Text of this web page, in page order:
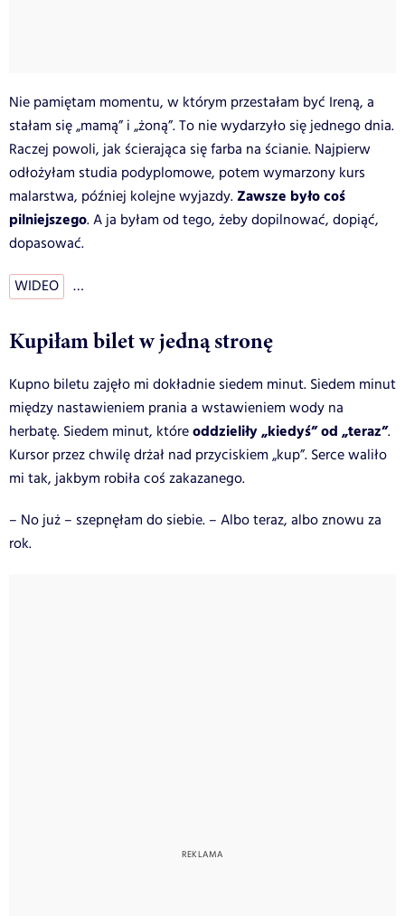
Nie pamiętam momentu, w którym przestałam być Ireną, a
stałam się „mamą” i „żoną”. To nie wydarzyło się jednego dnia.
Raczej powoli, jak ścierająca się farba na ścianie. Najpierw
odłożyłam studia podyplomowe, potem wymarzony kurs
malarstwa, później kolejne wyjazdy. Zawsze było coś
pilniejszego. A ja byłam od tego, żeby dopilnować, dopiąć,
dopasować.
WIDEO …
Kupiłam bilet w jedną stronę
Kupno biletu zajęło mi dokładnie siedem minut. Siedem minut
między nastawieniem prania a wstawieniem wody na
herbatę. Siedem minut, któreoddzieliły „kiedyś” od „teraz”.
Kursor przez chwilę drżał nad przyciskiem „kup”. Serce waliło
mi tak, jakbym robiła coś zakazanego.
– No już – szepnęłam do siebie. – Albo teraz, albo znowu za
rok.